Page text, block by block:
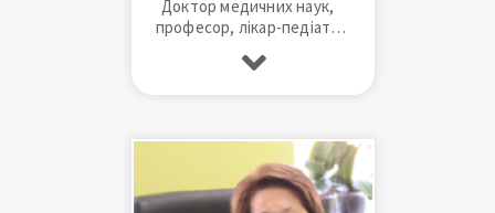
Доктор медичних наук,
професор, лікар-педіатр
вищої категорії, лікар
загальної практики -
кафедри сімейної
медицини, друга вища
освіта, спеціалізація з
«Психології».